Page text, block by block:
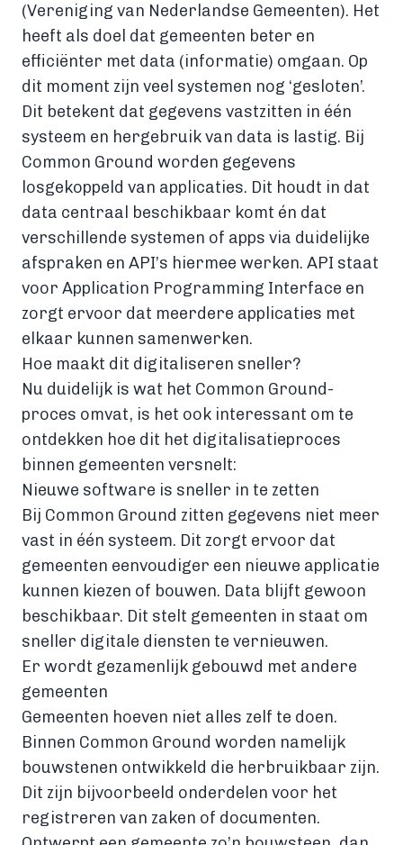
(Vereniging van Nederlandse Gemeenten). Het
heeft als doel dat gemeenten beter en
efficiënter met data (informatie) omgaan. Op
dit moment zijn veel systemen nog ‘gesloten’.
Dit betekent dat gegevens vastzitten in één
systeem en hergebruik van data is lastig. Bij
Common Ground worden gegevens
losgekoppeld van applicaties. Dit houdt in dat
data centraal beschikbaar komt én dat
verschillende systemen of apps via duidelijke
afspraken en API’s hiermee werken. API staat
voor Application Programming Interface en
zorgt ervoor dat meerdere applicaties met
elkaar kunnen samenwerken.
Hoe maakt dit digitaliseren sneller?
Nu duidelijk is wat het Common Ground-
proces omvat, is het ook interessant om te
ontdekken hoe dit het digitalisatieproces
binnen gemeenten versnelt:
Nieuwe software is sneller in te zetten
Bij Common Ground zitten gegevens niet meer
vast in één systeem. Dit zorgt ervoor dat
gemeenten eenvoudiger een nieuwe applicatie
kunnen kiezen of bouwen. Data blijft gewoon
beschikbaar. Dit stelt gemeenten in staat om
sneller digitale diensten te vernieuwen.
Er wordt gezamenlijk gebouwd met andere
gemeenten
Gemeenten hoeven niet alles zelf te doen.
Binnen Common Ground worden namelijk
bouwstenen ontwikkeld die herbruikbaar zijn.
Dit zijn bijvoorbeeld onderdelen voor het
registreren van zaken of documenten.